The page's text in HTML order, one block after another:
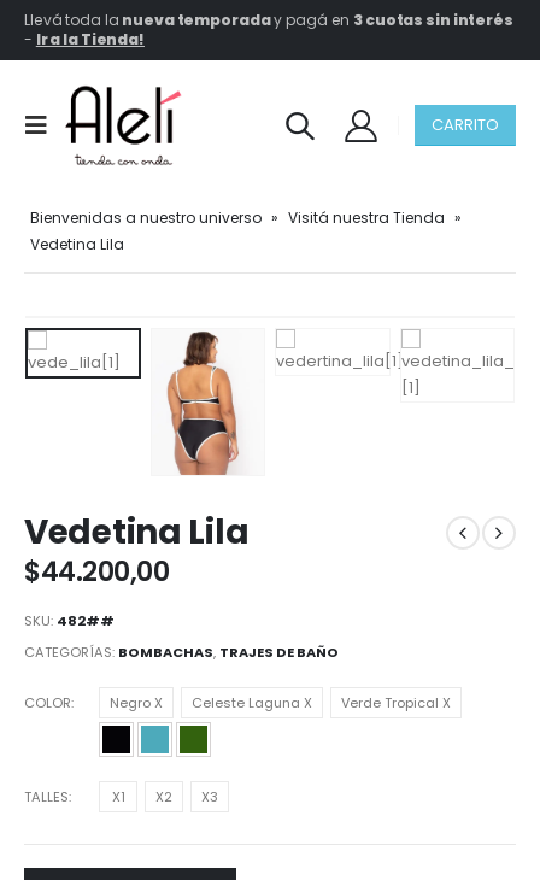
Llevá toda la nueva temporaday pagá en 3 cuotas sin interés
- Ir a la Tienda!
CARRITO
Bienvenidas a nuestro universo » Visitá nuestra Tienda »
Vedetina Lila
Vedetina Lila
$44.200,00
SKU: 482##
CATEGORÍAS: BOMBACHAS, TRAJES DE BAÑO
COLOR Negro X Celeste Laguna X Verde Tropical X
TALLES X1 X2 X3